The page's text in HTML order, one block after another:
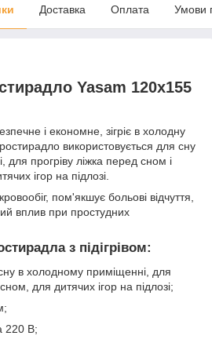
Доставка Оплата Умови
Yasam 120x155
і економне, зігріє в холодну
використовується для сну
прогріву ліжка перед сном і
ігор на підлозі.
пом'якшує больові відчуття,
вплив при простудних
з підігрівом:
в холодному приміщенні, для
для дитячих ігор на підлозі;
220 В;